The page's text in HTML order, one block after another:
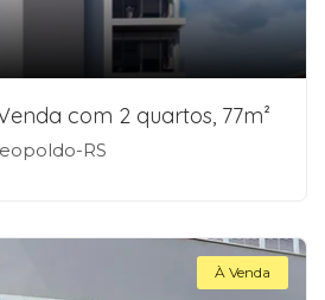
com 2 quartos, 77m²
RS
À Venda